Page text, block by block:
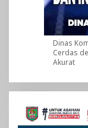
Dinas
Cerdas
Akurat
Pemutar
Video